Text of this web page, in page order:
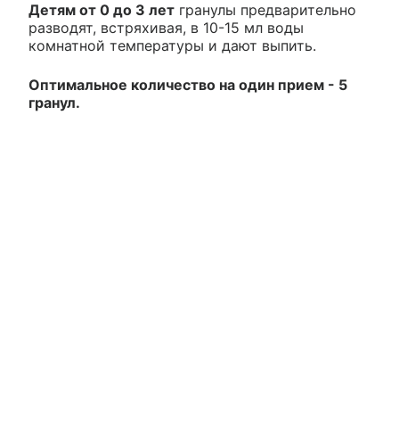
Детям от 0 до 3 лет гранулы предварительно
разводят, встряхивая, в 10-15 мл воды
комнатной температуры и дают выпить.
Оптимальное количество на один прием - 5
гранул.